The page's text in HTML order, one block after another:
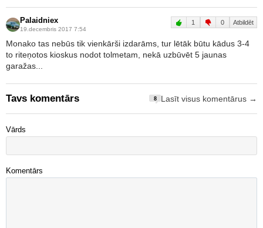
Palaidniex
19.decembris 2017 7:54
1 0 Atbildēt
Monako tas nebūs tik vienkārši izdarāms, tur lētāk būtu kādus 3-4
to riteņotos kioskus nodot tolmetam, nekā uzbūvēt 5 jaunas
garažas...
Tavs komentārs 8 Lasīt visus komentārus →
Vārds
Komentārs